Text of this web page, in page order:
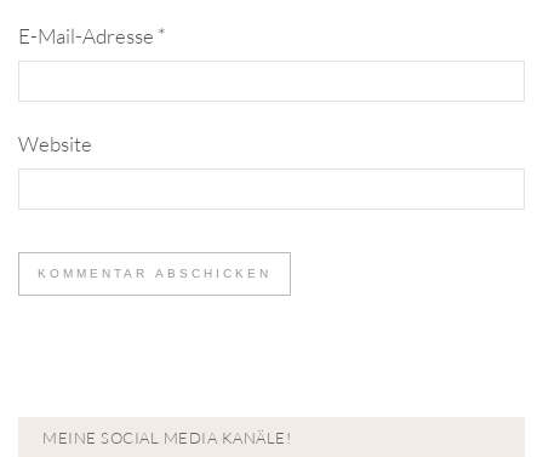
E-Mail-Adresse *
Website
MEINE SOCIAL MEDIA KANÄLE!